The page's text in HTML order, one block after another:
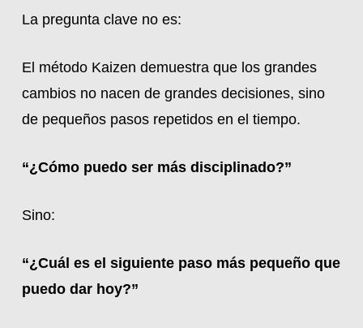
La pregunta clave no es:
El método Kaizen demuestra que los grandes
cambios no nacen de grandes decisiones, sino
de pequeños pasos repetidos en el tiempo.
“¿Cómo puedo ser más disciplinado?”
Sino:
“¿Cuál es el siguiente paso más pequeño que
puedo dar hoy?”